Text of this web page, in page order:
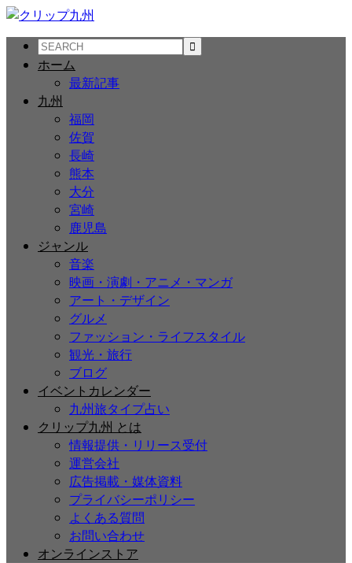
ホーム
最新記事
九州
福岡
佐賀
長崎
熊本
大分
宮崎
鹿児島
ジャンル
音楽
映画・演劇・アニメ・マンガ
アート・デザイン
グルメ
ファッション・ライフスタイル
観光・旅行
ブログ
イベントカレンダー
九州旅タイプ占い
クリップ九州 とは
情報提供・リリース受付
運営会社
広告掲載・媒体資料
プライバシーポリシー
よくある質問
お問い合わせ
オンラインストア